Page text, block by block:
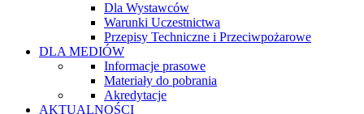
Dla Wystawców
Warunki Uczestnictwa
Przepisy Techniczne i Przeciwpożarowe
DLA MEDIÓW
Informacje prasowe
Materiały do pobrania
Akredytacje
AKTUALNOŚCI